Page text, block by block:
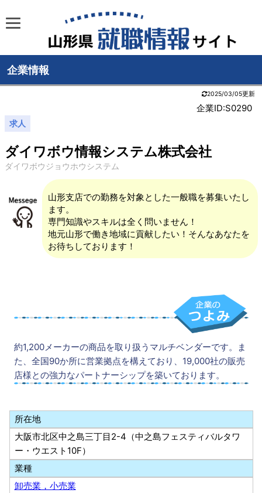
企業情報
2025/03/05更新
企業ID:S0290
求人
ダイワボウ情報システム株式会社
ダイワボウジョウホウシステム
山形支店での勤務を対象とした一般職を募集いたし
ます。
専門知識やスキルは全く問いません！
地元山形で働き地域に貢献したい！そんなあなたを
お待ちしております！
約1,200メーカーの商品を取り扱うマルチベンダーです。ま
た、全国90か所に営業拠点を構えており、19,000社の販売
店様との強力なパートナーシップを築いております。
所在地
大阪市北区中之島三丁目2-4（中之島フェスティバルタワ
ー・ウエスト10F）
業種
卸売業，小売業